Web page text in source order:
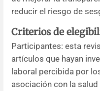
reducir el riesgo de
Criterios de
Participantes: esta
artículos que hayan
laboral percibida por
asociación con la